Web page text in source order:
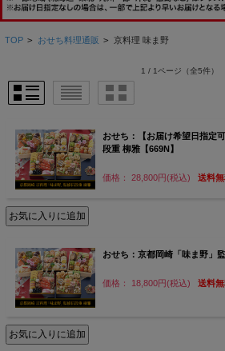
TOP > おせち料理通販 > 京料理 味ま野
1 / 1ページ （全5件）
おせち：【お届け希望日指定
段重 柳雅【669N】
価格： 28,800円(税込) 送料
おせち：京都岡崎「味ま野」
価格： 18,800円(税込) 送料